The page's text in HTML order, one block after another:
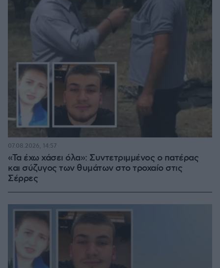
«Τα έχω χάσει όλα»: Συντετριμμένος ο πατέρας
και σύζυγος των θυμάτων στο τροχαίο στις
Σέρρες
07.08.2026, 14:57